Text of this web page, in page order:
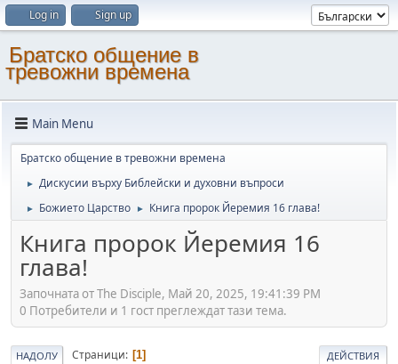
Log in Sign up
Братско общение в
тревожни времена
Main Menu
Братско общение в тревожни времена
► Дискусии върху Библейски и духовни въпроси
► Божието Царство ► Книга пророк Йеремия 16 глава!
Книга пророк Йеремия 16
глава!
Започната от The Disciple, Май 20, 2025, 19:41:39 PM
0 Потребители и 1 гост преглеждат тази тема.
НАДОЛУ Страници 1 ДЕЙСТВИЯ